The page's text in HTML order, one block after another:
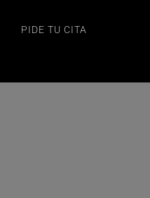
PIDE TU CITA